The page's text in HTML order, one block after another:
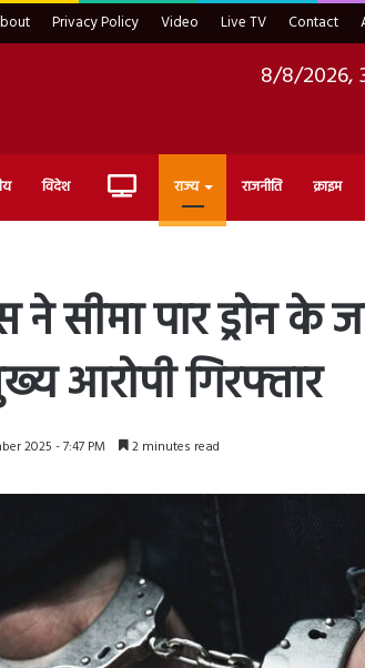
Privacy Policy Video Live TV Contact
8/8/2026,
विदेश Live राज्य राजनीति क्राइम
सीमा पार ड्रोन के
आरोपी गिरफ्तार
2025 - 7:47 PM 2 minutes read